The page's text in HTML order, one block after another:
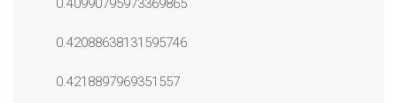
0.40990795973369865
0.42088638131595746
0.4218897969351557